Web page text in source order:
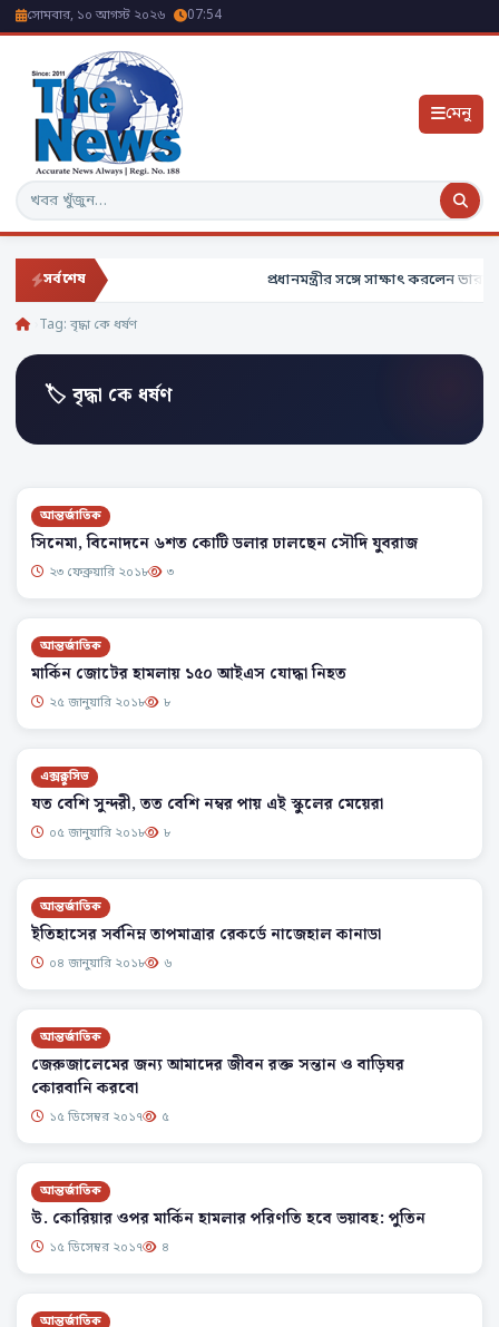
সোমবার, ১০ আগস্ট ২০২৬ 07:54
মেনু
অনুসন্ধান
সর্বশেষ প্রধানমন্ত্রীর সঙ্গে সাক্ষাৎ করলেন ভারতের
Tag: বৃদ্ধা কে ধর্ষণ
🏷 বৃদ্ধা কে ধর্ষণ
আন্তর্জাতিক
সিনেমা, বিনোদনে ৬শত কোটি ডলার ঢালছেন সৌদি যুবরাজ
২৩ ফেব্রুয়ারি ২০১৮ ৩
আন্তর্জাতিক
মার্কিন জোটের হামলায় ১৫০ আইএস যোদ্ধা নিহত
২৫ জানুয়ারি ২০১৮ ৮
এক্সক্লুসিভ
যত বেশি সুন্দরী, তত বেশি নম্বর পায় এই স্কুলের মেয়েরা
০৫ জানুয়ারি ২০১৮ ৮
আন্তর্জাতিক
ইতিহাসের সর্বনিম্ন তাপমাত্রার রেকর্ডে নাজেহাল কানাডা
০৪ জানুয়ারি ২০১৮ ৬
আন্তর্জাতিক
জেরুজালেমের জন্য আমাদের জীবন রক্ত সন্তান ও বাড়িঘর
কোরবানি করবো
১৫ ডিসেম্বর ২০১৭ ৫
আন্তর্জাতিক
উ. কোরিয়ার ওপর মার্কিন হামলার পরিণতি হবে ভয়াবহ: পুতিন
১৫ ডিসেম্বর ২০১৭ ৪
আন্তর্জাতিক